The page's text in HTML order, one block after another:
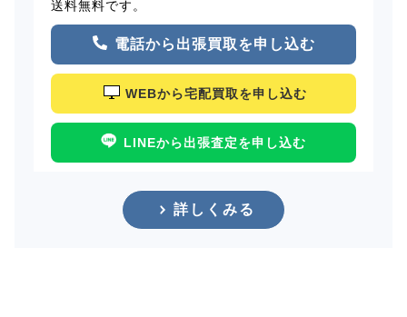
送料無料です。
電話から出張買取を申し込む
WEBから宅配買取を申し込む
LINEから出張査定を申し込む
詳しくみる